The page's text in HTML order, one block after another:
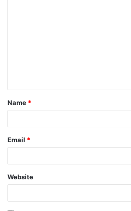
Name *
Email *
Website